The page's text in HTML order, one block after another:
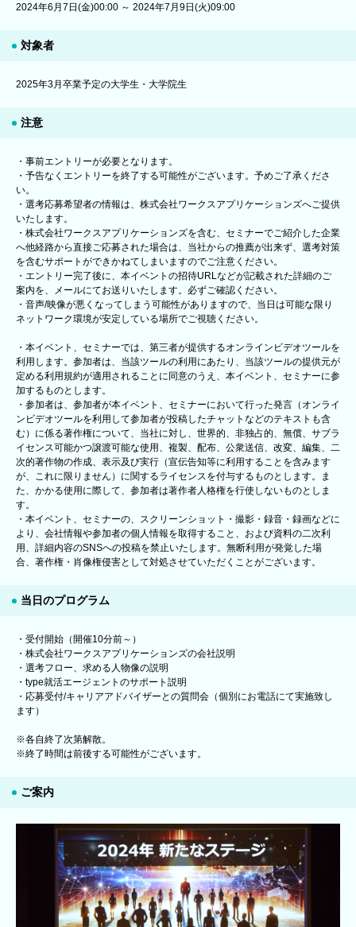
2024年6月7日(金)00:00 ～ 2024年7月9日(火)09:00
対象者
2025年3月卒業予定の大学生・大学院生
注意
・事前エントリーが必要となります。
・予告なくエントリーを終了する可能性がございます。予めご了承くださ
い。
・選考応募希望者の情報は、株式会社ワークスアプリケーションズへご提供
いたします。
・株式会社ワークスアプリケーションズを含む、セミナーでご紹介した企業
へ他経路から直接ご応募された場合は、当社からの推薦が出来ず、選考対策
を含むサポートができかねてしまいますのでご注意ください。
・エントリー完了後に、本イベントの招待URLなどが記載された詳細のご
案内を、メールにてお送りいたします。必ずご確認ください。
・音声/映像が悪くなってしまう可能性がありますので、当日は可能な限り
ネットワーク環境が安定している場所でご視聴ください。
・本イベント、セミナーでは、第三者が提供するオンラインビデオツールを
利用します。参加者は、当該ツールの利用にあたり、当該ツールの提供元が
定める利用規約が適用されることに同意のうえ、本イベント、セミナーに参
加するものとします。
・参加者は、参加者が本イベント、セミナーにおいて行った発言（オンライ
ンビデオツールを利用して参加者が投稿したチャットなどのテキストも含
む）に係る著作権について、当社に対し、世界的、非独占的、無償、サブラ
イセンス可能かつ譲渡可能な使用、複製、配布、公衆送信、改変、編集、二
次的著作物の作成、表示及び実行（宣伝告知等に利用することを含みます
が、これに限りません）に関するライセンスを付与するものとします。ま
た、かかる使用に際して、参加者は著作者人格権を行使しないものとしま
す。
・本イベント、セミナーの、スクリーンショット・撮影・録音・録画などに
より、会社情報や参加者の個人情報を取得すること、および資料の二次利
用、詳細内容のSNSへの投稿を禁止いたします。無断利用が発覚した場
合、著作権・肖像権侵害として対処させていただくことがございます。
当日のプログラム
・受付開始（開催10分前～）
・株式会社ワークスアプリケーションズの会社説明
・選考フロー、求める人物像の説明
・type就活エージェントのサポート説明
・応募受付/キャリアアドバイザーとの質問会（個別にお電話にて実施致し
ます）
※各自終了次第解散。
※終了時間は前後する可能性がございます。
ご案内